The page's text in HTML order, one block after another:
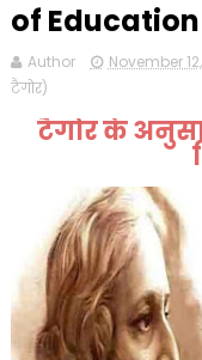
of
Author November
टैगोर)
टैगोर के